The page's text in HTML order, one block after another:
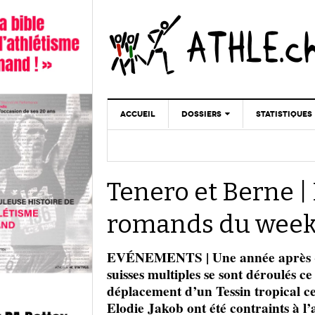
ACCUEIL DOSSIERS
DOPAGE
STATISTIQUES
Tenero et Berne
romands du
EVÉNEMENTS | Une année
suisses multiples se sont déroulés
déplacement d’un Tessin tropical
Elodie Jakob ont été contraints à